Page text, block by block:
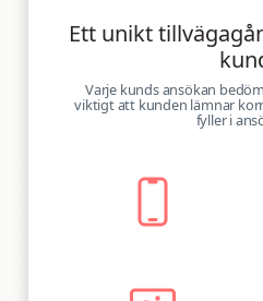
Ett unikt
Varje kunds ansökan
viktigt att kunden lämnar
fyller i